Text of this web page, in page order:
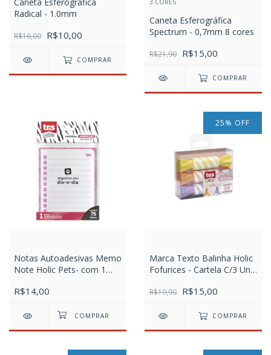
Caneta Esferográfica
Radical - 1.0mm
R$16,00 R$10,00
COMPRAR
3 CORES
Caneta Esferográfica
Spectrum - 0,7mm 8 cores
R$21,90 R$15,00
COMPRAR
Notas Autoadesivas Memo
Note Holic Pets- com 1
R$14,00
25% OFF
Marca Texto Balinha Holic
Fofurices - Cartela C/3 Un
R$19,90 R$15,00
COMPRAR